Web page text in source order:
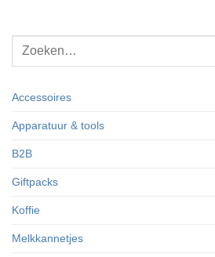
naar:
Accessoires
Apparatuur & tools
B2B
Giftpacks
Koffie
Melkkannetjes